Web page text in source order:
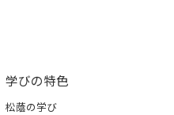
学びの特色
松蔭の学び